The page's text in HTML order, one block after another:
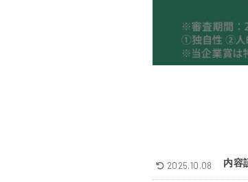
内容
2025.10.08